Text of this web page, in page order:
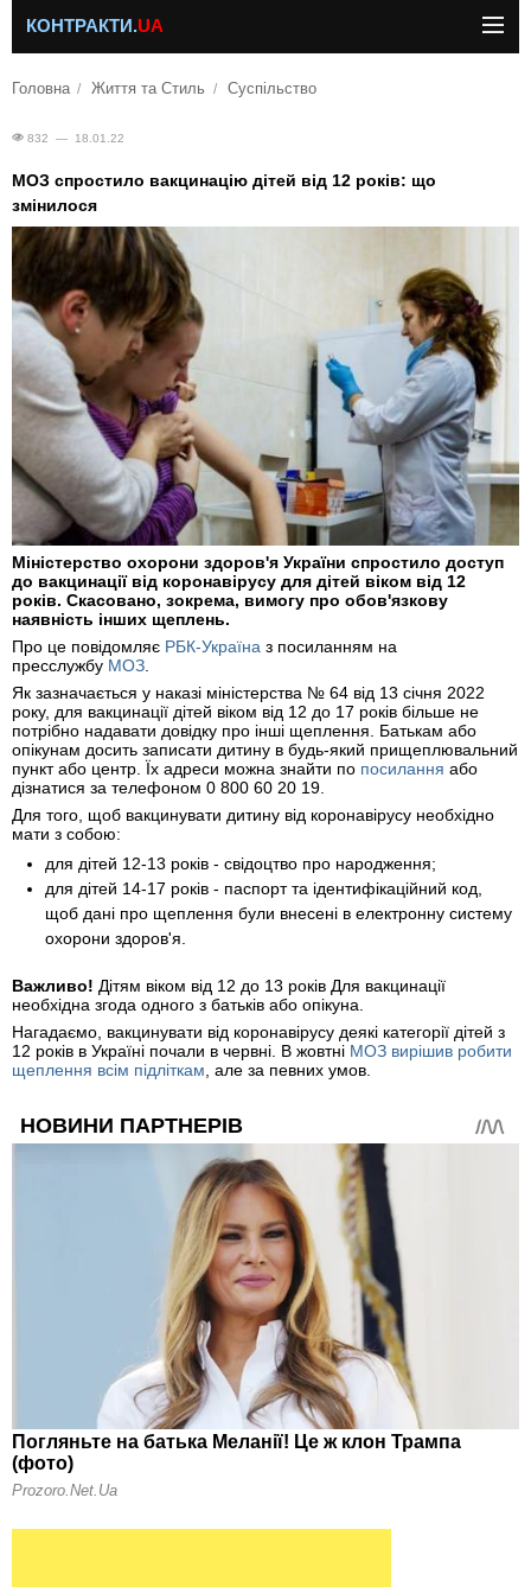
КОНТРАКТИ.UA
Головна Життя та Стиль Суспільство
832 — 18.01.22
МОЗ спростило вакцинацію дітей від 12 років: що
змінилося
Міністерство охорони здоров'я України спростило доступ
до вакцинації від коронавірусу для дітей віком від 12
років. Скасовано, зокрема, вимогу про обов'язкову
наявність інших щеплень.
Про це повідомляє РБК-Україна з посиланням на
пресслужбу МОЗ
Як зазначається у наказі міністерства № 64 від 13 січня 2022
року, для вакцинації дітей віком від 12 до 17 років більше не
потрібно надавати довідку про інші щеплення. Батькам або
опікунам досить записати дитину в будь-який прищеплювальний
пункт або центр. Їх адреси можна знайти по посилання або
дізнатися за телефоном 0 800 60 20 19.
Для того, щоб вакцинувати дитину від коронавірусу необхідно
мати з собою:
для дітей 12-13 років - свідоцтво про народження;
для дітей 14-17 років - паспорт та ідентифікаційний код,
щоб дані про щеплення були внесені в електронну систему
охорони здоров'я.
Важливо! Дітям віком від 12 до 13 років Для вакцинації
необхідна згода одного з батьків або опікуна.
Нагадаємо, вакцинувати від коронавірусу деякі категорії дітей з
12 років в Україні почали в червні. В жовтні МОЗ вирішив робити
щеплення всім підліткам , але за певних умов.